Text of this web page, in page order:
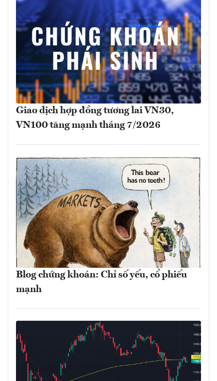
Giao dịch hợp đồng tương lai VN30,
VN100 tăng mạnh tháng 7/2026
Blog chứng khoán: Chỉ số yếu, cổ phiếu
mạnh